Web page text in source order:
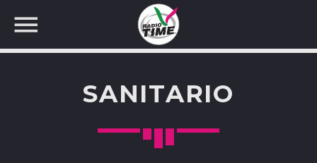
SANITARIO